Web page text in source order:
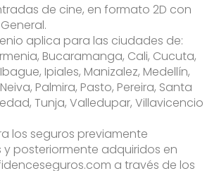
de cine, en formato 2D con
aplica para las ciudades de:
Bucaramanga, Cali, Cucuta,
Ipiales, Manizalez, Medellín,
Palmira, Pasto, Pereira, Santa
Tunja, Valledupar, Villavicencio
los seguros previamente
posteriormente adquiridos en
a través de los